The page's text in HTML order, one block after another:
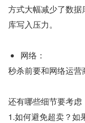
方式大幅减少了数
库写入压力。
网络：
秒杀前要和网络运营
还有哪些细节要考虑
1.如何避免超卖？如